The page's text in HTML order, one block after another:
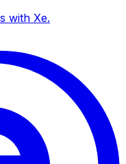
with Xe.